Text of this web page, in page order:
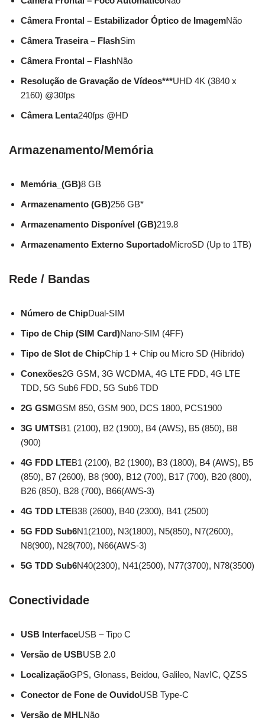
Câmera Frontal – Estabilizador Óptico de ImagemNão
Câmera Traseira – FlashSim
Câmera Frontal – FlashNão
Resolução de Gravação de Vídeos***UHD 4K (3840 x
2160) @30fps
Câmera Lenta240fps @HD
Armazenamento/Memória
Memória_(GB)8 GB
Armazenamento (GB)256 GB*
Armazenamento Disponível (GB)219.8
Armazenamento Externo SuportadoMicroSD (Up to 1TB)
Rede / Bandas
Número de ChipDual-SIM
Tipo de Chip (SIM Card)Nano-SIM (4FF)
Tipo de Slot de ChipChip 1 + Chip ou Micro SD (Híbrido)
Conexões2G GSM, 3G WCDMA, 4G LTE FDD, 4G LTE
TDD, 5G Sub6 FDD, 5G Sub6 TDD
2G GSMGSM 850, GSM 900, DCS 1800, PCS1900
3G UMTSB1 (2100), B2 (1900), B4 (AWS), B5 (850), B8
(900)
4G FDD LTEB1 (2100), B2 (1900), B3 (1800), B4 (AWS), B5
(850), B7 (2600), B8 (900), B12 (700), B17 (700), B20 (800),
B26 (850), B28 (700), B66(AWS-3)
4G TDD LTEB38 (2600), B40 (2300), B41 (2500)
5G FDD Sub6N1(2100), N3(1800), N5(850), N7(2600),
N8(900), N28(700), N66(AWS-3)
5G TDD Sub6N40(2300), N41(2500), N77(3700), N78(3500)
Conectividade
USB InterfaceUSB – Tipo C
Versão de USBUSB 2.0
LocalizaçãoGPS, Glonass, Beidou, Galileo, NavIC, QZSS
Conector de Fone de OuvidoUSB Type-C
Versão de MHLNão